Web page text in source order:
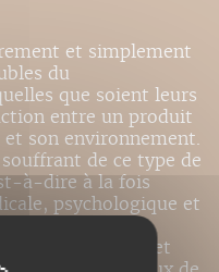
et simplement
du
que soient leurs
entre un produit
son environnement.
de ce type de
à-dire à la fois
psychologique et
de psychiatrie et